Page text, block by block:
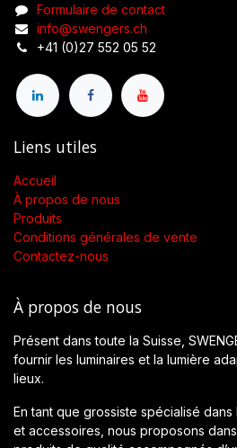
Formulaire de contact
info@swengers.ch
+41 (0)27 552 05 52
Liens utiles
Accueil
À propos de nous
Produits
Conditions générales de vente
Contactez-nous
À propos de nous
Présent dans toute la Suisse,
fournir les luminaires et la lumière
lieux.
En tant que grossiste spécialisé
et accessoires, nous proposons